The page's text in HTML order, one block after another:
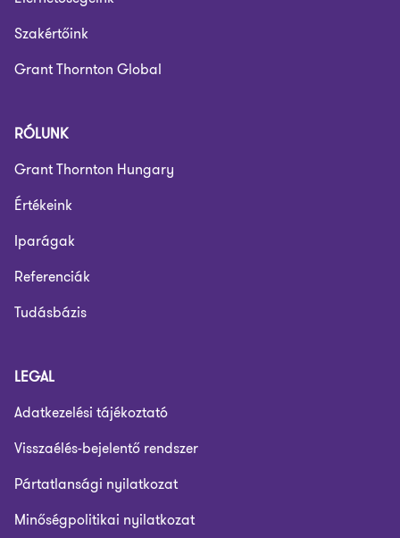
Szakértőink
Grant Thornton Global
RÓLUNK
Grant Thornton Hungary
Értékeink
Iparágak
Referenciák
Tudásbázis
LEGAL
Adatkezelési tájékoztató
Visszaélés-bejelentő rendszer
Pártatlansági nyilatkozat
Minőségpolitikai nyilatkozat